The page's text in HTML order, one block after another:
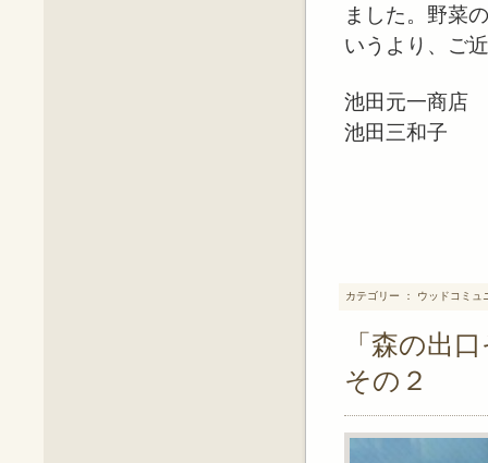
ました。野菜
いうより、ご
池田元一商店
池田三和子
カテゴリー ： ウッドコミュ
「森の出
その２